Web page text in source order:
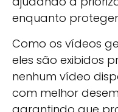
enquanto
Como os vídeos
eles são exibidos
nenhum vídeo
com melhor